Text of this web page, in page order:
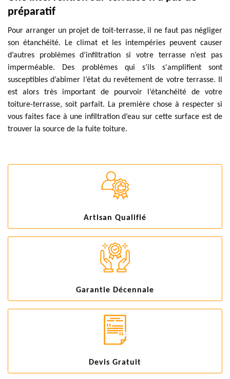
préparatif
Pour arranger un projet de toit-terrasse, il ne faut pas négliger
son étanchéité. Le climat et les intempéries peuvent causer
d’autres problèmes d’infiltration si votre terrasse n’est pas
imperméable. Des problèmes qui s’ils s'amplifient sont
susceptibles d’abîmer l’état du revêtement de votre terrasse. Il
est alors très important de pourvoir l’étanchéité de votre
toiture-terrasse, soit parfait. La première chose à respecter si
vous faites face à une infiltration d’eau sur cette surface est de
trouver la source de la fuite toiture.
Artisan Qualifié
Garantie Décennale
Devis Gratuit